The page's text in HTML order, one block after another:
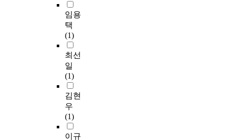
임용
택
(1)
최선
일
(1)
김현
우
(1)
이규